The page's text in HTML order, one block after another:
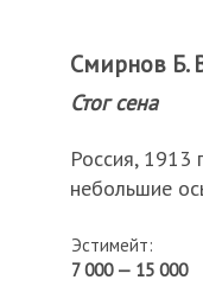
Смирнов Б.
Стог сена
Россия, 1913
небольшие
Эстимейт:
7 000 — 15 000